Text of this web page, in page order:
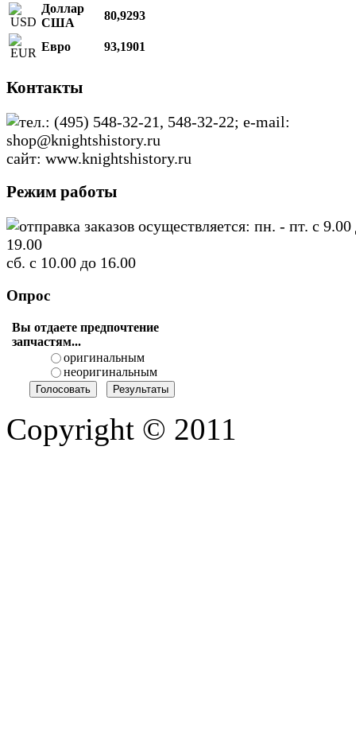
Доллар
США
80,9293
Евро 93,1901
Контакты
тел.: (495) 548-32-21, 548-32-22; e-mail:
shop@knightshistory.ru
сайт: www.knightshistory.ru
Режим работы
отправка заказов осуществляется: пн. - пт. с 9.00
19.00
сб. с 10.00 до 16.00
Опрос
Вы отдаете предпочтение
запчастям...
оригинальным
неоригинальным
Copyright © 2011